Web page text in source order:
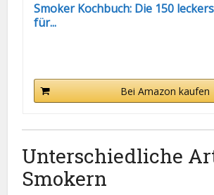
Smoker Kochbuch: Die 150
für...
Bei Amazon kaufen
Unterschiedliche
Smokern